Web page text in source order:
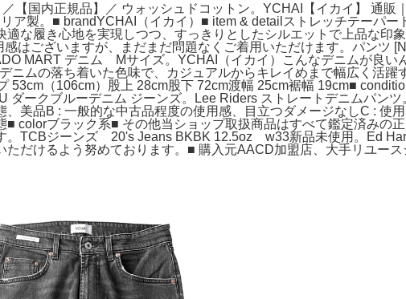
【国内正規品】／ ウォッシュドコットン。YCHAI【イカイ】 通
ア製。■ brandYCHAI（イカイ）■ item & detailストレッチテーパ
適な履き心地を実現しつつ、すっきりとしたシルエットで上品な印
感はございますが、まだまだ問題なくご着用いただけます。パンツ
MART デニム Mサイズ。YCHAI（イカイ）こんなデニムが良
ムの落ち着いた色味で、カジュアルからキレイめまで幅広く活躍
53cm（106cm）股上 28cm股下 72cm渡幅 25cm裾幅 19cm■
ダークブルーデニム ジーンズ。Lee Riders ストレートデニムパン
、美品B : 一般的な中古品程度の使用感、目立つダメージなしC : 使
■ colorブラック系■ その他当ショップ取扱商品はすべて鑑定済みの
。TCBジーンズ 20's Jeans BKBK 12.5oz w33新品未使用。Ed
ただけるよう努めております。■ 購入元AACD加盟店、大手リユー